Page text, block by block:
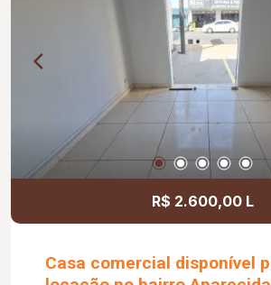
R$ 2.600,00 L
Casa comercial disponível